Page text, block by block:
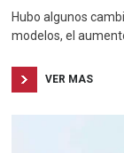
Hubo algunos
modelos, el
VER MAS